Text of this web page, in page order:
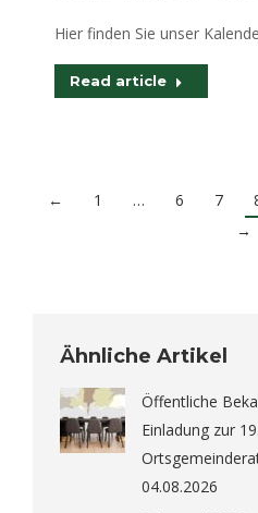
Hier finden Sie unser
Read article
← 1 … 6 7
→
Ähnliche Artikel
Öffentliche
Einladung zur
04.08.2026